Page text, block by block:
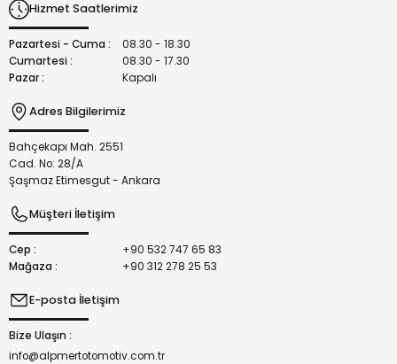
Bu ürüne benzer farklı alternatifler olmalı.
Hizmet Saatlerimiz
Pazartesi - Cuma :
08.30 - 18.30
Cumartesi :
08.30 - 17.30
Pazar :
Kapalı
Adres Bilgilerimiz
Bahçekapı Mah. 2551
Cad. No: 28/A
Şaşmaz Etimesgut - Ankara
Müşteri İletişim
Cep :
+90 532 747 65 83
Mağaza :
+90 312 278 25 53
E-posta İletişim
Bize Ulaşın :
info@alpmertotomotiv.com.tr